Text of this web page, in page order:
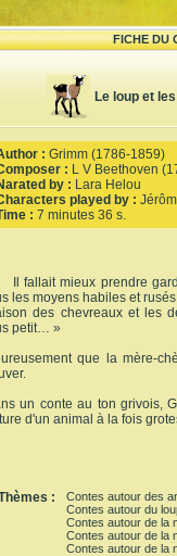
FICHE DU
Le loup et
: Grimm (1786-1859)
: L V Beethoven
by : Lara Helou
played by :
: 7 minutes 36 s.
fallait mieux prendre
les moyens habiles et
des chevreaux et les
petit… »
que la mère-
un conte au ton grivois,
d'un animal à la fois
:
Contes autour des
Contes autour du
Contes autour de la
Contes autour de la
Contes autour de la